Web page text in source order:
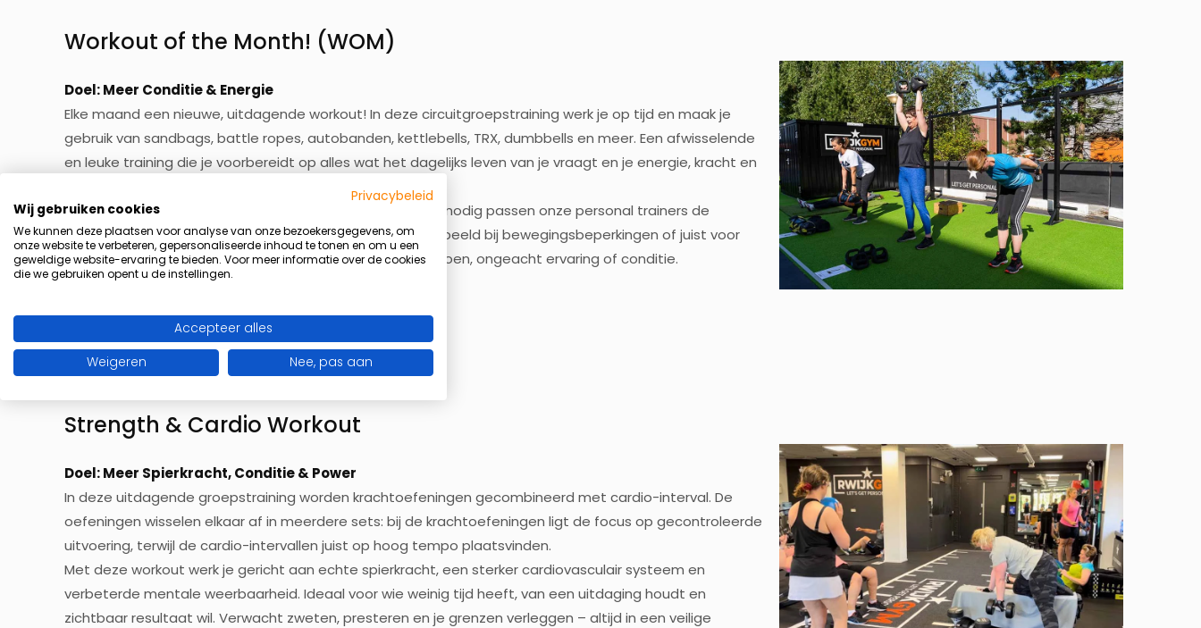
Workout of the Month! (WOM)
Doel: Meer Conditie & Energie
Elke maand een nieuwe, uitdagende workout! In deze circuitgroepstraining werk je op tijd en maak je
gebruik van sandbags, battle ropes, autobanden, kettlebells, TRX, dumbbells en meer. Een afwisselende
en leuke training die je voorbereidt op alles wat het dagelijks leven van je vraagt en je energie, kracht en
Deze groepstraining is geschikt voor alle leeftijden. Waar nodig passen onze personal trainers de
oefeningen aan op het niveau van de deelnemer, bijvoorbeeld bij bewegingsbeperkingen of juist voor
extra uitdaging. Zo kan iedereen veilig en effectief meedoen, ongeacht ervaring of conditie.
Strength & Cardio Workout
Doel: Meer Spierkracht, Conditie & Power
In deze uitdagende groepstraining worden krachtoefeningen gecombineerd met cardio-interval. De
oefeningen wisselen elkaar af in meerdere sets: bij de krachtoefeningen ligt de focus op gecontroleerde
uitvoering, terwijl de cardio-intervallen juist op hoog tempo plaatsvinden.
Met deze workout werk je gericht aan echte spierkracht, een sterker cardiovasculair systeem en
verbeterde mentale weerbaarheid. Ideaal voor wie weinig tijd heeft, van een uitdaging houdt en
zichtbaar resultaat wil. Verwacht zweten, presteren en je grenzen verleggen – altijd in een veilige
Summer Ready programma
Privacybeleid
Wij gebruiken cookies
We kunnen deze plaatsen voor analyse van onze bezoekersgegevens, om
onze website te verbeteren, gepersonaliseerde inhoud te tonen en om u een
geweldige website-ervaring te bieden. Voor meer informatie over de cookies
die we gebruiken opent u de instellingen.
Accepteer alles
Weigeren
Nee, pas aan